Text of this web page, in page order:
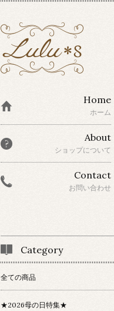
Home
ホーム
About
ショップについて
Contact
お問い合わせ
Category
全ての商品
★2026母の日特集★